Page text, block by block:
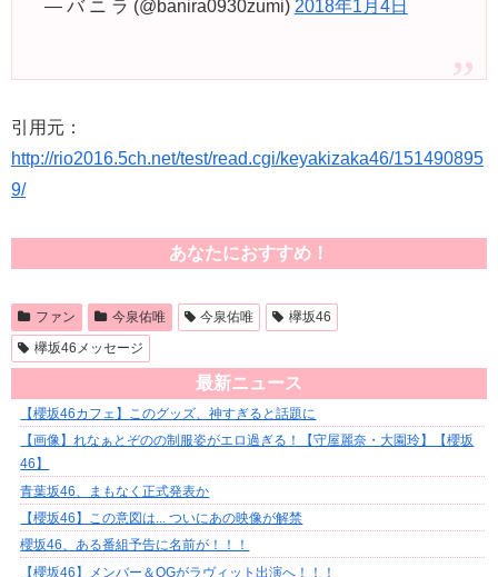
— バ ニ ラ (@banira0930zumi) 2018年1月4日
引用元：
http://rio2016.5ch.net/test/read.cgi/keyakizaka46/151490895
9/
あなたにおすすめ！
ファン 今泉佑唯 今泉佑唯
欅坂46
欅坂46メッセージ
最新ニュース
【櫻坂46カフェ】このグッズ、神すぎると話題に
【画像】れなぁとぞのの制服姿がエロ過ぎる！【守屋麗奈・大園玲】【櫻坂
46】
青葉坂46、まもなく正式発表か
【櫻坂46】この意図は... ついにあの映像が解禁
櫻坂46、ある番組予告に名前が！！！
【櫻坂46】メンバー＆OGがラヴィット出演へ！！！